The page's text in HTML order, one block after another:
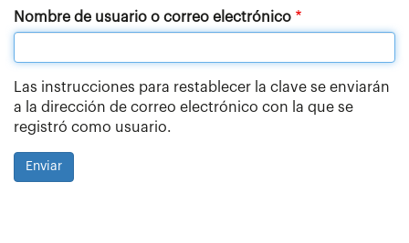
principales
Nombre de usuario o correo electrónico
Las instrucciones para restablecer la clave se enviarán
a la dirección de correo electrónico con la que se
registró como usuario.